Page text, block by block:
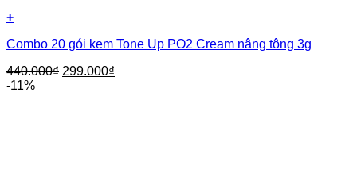
+
Combo 20 gói kem Tone Up PO2 Cream nâng tông 3g
440.000₫ 299.000₫
-11%